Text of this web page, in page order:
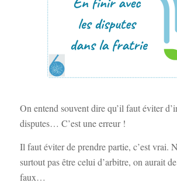
On entend souvent dire qu’il faut éviter
disputes… C’est une erreur !
Il faut éviter de prendre partie, c’est vrai.
surtout pas être celui d’arbitre, on aurait
faux…